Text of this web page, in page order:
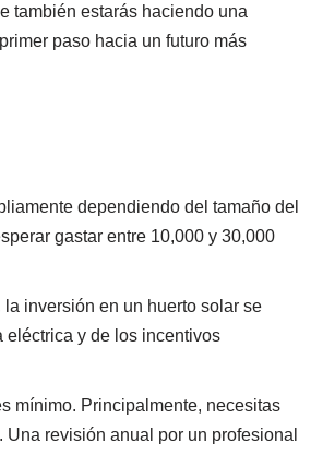
también estarás haciendo una
paso hacia un futuro más
dependiendo del tamaño del
gastar entre 10,000 y 30,000
la inversión en un huerto solar se
eléctrica y de los incentivos
mínimo. Principalmente, necesitas
revisión anual por un profesional